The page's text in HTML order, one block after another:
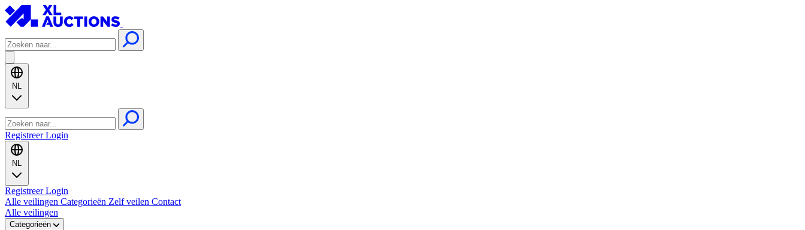
NL
RegistreerLogin
NL
RegistreerLogin
Alle veilingen Categorieën Zelf veilen Contact
Alle veilingen
Categorieën